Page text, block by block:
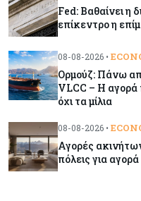
Κόσμος
Κόσμος
και οι
Fed: Βαθαίνει η
επίκεντρο η
08-08-2026 •
Ορμούζ: Πάνω
VLCC – Η αγορά
όχι τα μίλια
08-08-2026 •
Αγορές
πόλεις για